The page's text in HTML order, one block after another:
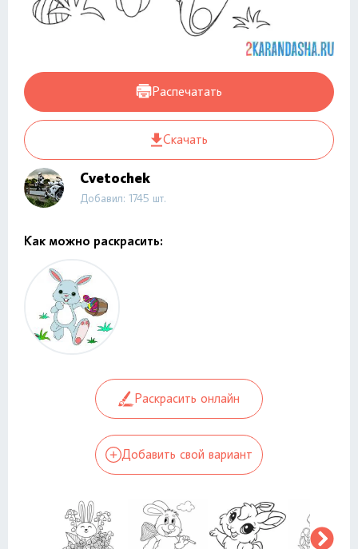
Распечатать
Скачать
Cvetochek
Добавил: 1745 шт.
Как можно раскрасить:
Раскрасить онлайн
Добавить свой вариант